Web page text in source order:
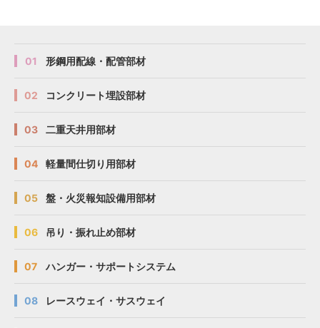
01 形鋼用配線・配管部材
02 コンクリート埋設部材
03 二重天井用部材
04 軽量間仕切り用部材
05 盤・火災報知設備用部材
06 吊り・振れ止め部材
07 ハンガー・サポートシステム
08 レースウェイ・サスウェイ